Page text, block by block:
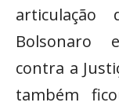
Bolsonaro
contra a
também